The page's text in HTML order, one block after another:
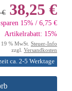
€ 38,25 €
15% / 6,75 €
Artikelrabatt: 15%
% MwSt. Steuer-Info
zzgl. Versandkosten
ca. 2-5 Werktage